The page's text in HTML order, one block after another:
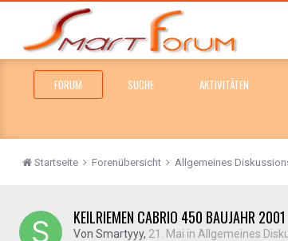
FORUM SUCHE AKTIVITÄTEN
Startseite Forenübersicht Allgemeines
KEILRIEMEN CABRIO 450 BAUJAHR 2001
Von Smartyyy, 21. Mai in Allgemeines